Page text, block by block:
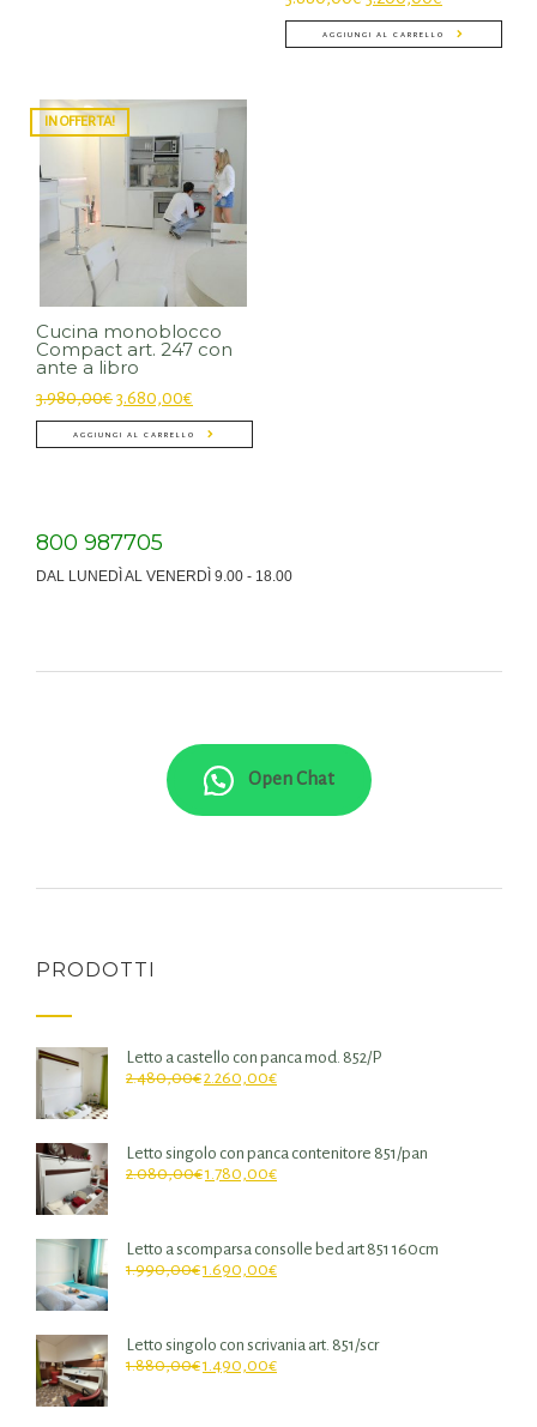
AGGIUNGI AL CARRELLO
IN OFFERTA!
Cucina monoblocco
Compact art. 247 con
ante a libro
3.980,00€3.680,00€
AGGIUNGI AL CARRELLO
800 987705
DAL LUNEDÌ AL VENERDÌ 9.00 - 18.00
Open Chat
PRODOTTI
Letto a castello con panca mod. 852/P
2.480,00€2.260,00€
Letto singolo con panca contenitore 851/pan
2.080,00€1.780,00€
Letto a scomparsa consolle bed art 851 160cm
1.990,00€1.690,00€
Letto singolo con scrivania art. 851/scr
1.880,00€1.490,00€